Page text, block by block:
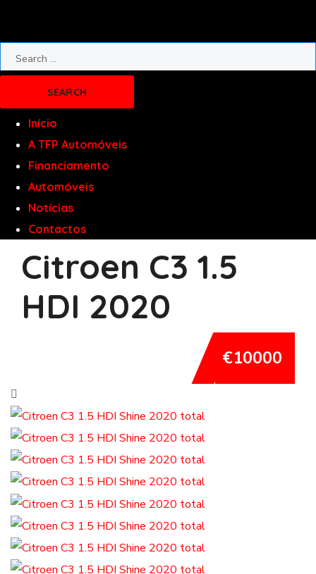
Início
A TFP Automóveis
Financiamento
Automóveis
Notícias
Contactos
Citroen C3 1.5
HDI 2020
€10000